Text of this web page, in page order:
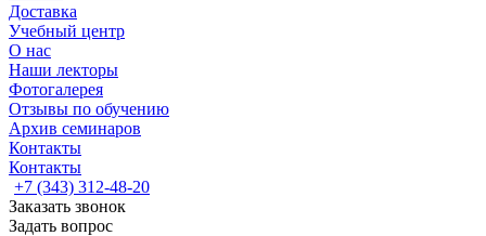
Доставка
Учебный центр
О нас
Наши лекторы
Фотогалерея
Отзывы по обучению
Архив семинаров
Контакты
Контакты
+7 (343) 312-48-20
Заказать звонок
Задать вопрос